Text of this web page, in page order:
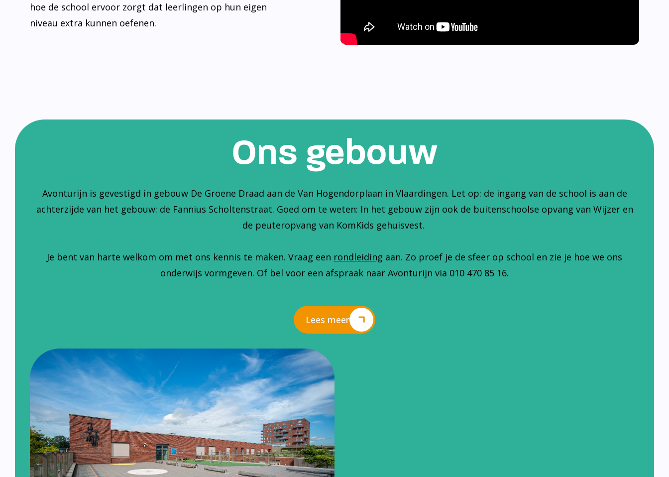
hoe de school ervoor zorgt dat leerlingen op hun eigen
niveau extra kunnen oefenen.
Ons gebouw
Avonturijn is gevestigd in gebouw De Groene Draad aan de Van Hogendorplaan in Vlaardingen. Let op: de ingang van de school is aan de
achterzijde van het gebouw: de Fannius Scholtenstraat. Goed om te weten: In het gebouw zijn ook de buitenschoolse opvang van Wijzer en
de peuteropvang van KomKids gehuisvest.
Je bent van harte welkom om met ons kennis te maken. Vraag een rondleiding aan. Zo proef je de sfeer op school en zie je hoe we ons
onderwijs vormgeven. Of bel voor een afspraak naar Avonturijn via 010 470 85 16.
Lees meer